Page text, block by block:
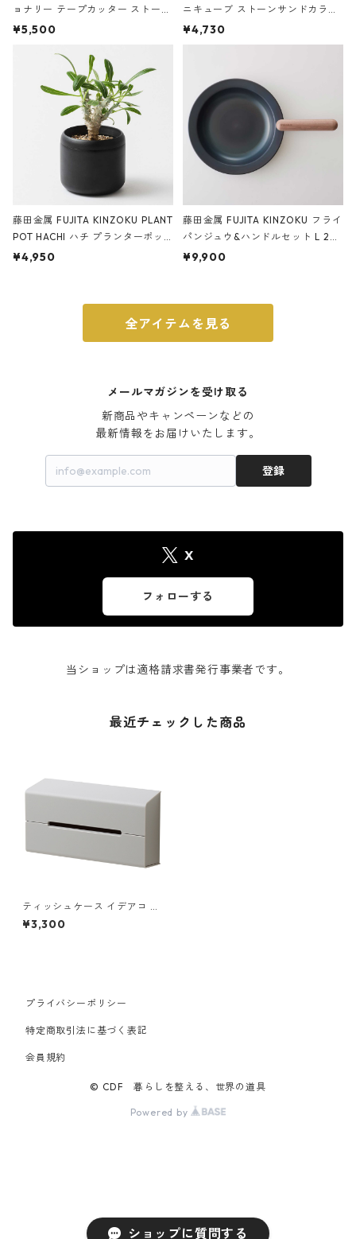
ショップに質問する
ョナリー テープカッター ストーン
サンドカラー 石調 ideaco Station
¥5,500
ニキューブ ストーンサンドカラー
石調 ideaco Umbrella Stand CUB
E ストーンサンドブラック
¥4,730
藤田金属 FUJITA KINZOKU PLANT
POT HACHI ハチ プランターポッ
ト 3号 ブラック
¥4,950
藤田金属 FUJITA KINZOKU フライ
パンジュウ&ハンドルセット L 24c
m ガス火・IH対応 鉄フライパン
¥9,900
全アイテムを見る
メールマガジンを受け取る
新商品やキャンペーンなどの
最新情報をお届けいたします。
登録
X
フォローする
当ショップは適格請求書発行事業者です。
最近チェックした商品
ティッシュケース イデアコ 壁
貼り箱ティッシュケース ウォ
ール2 ideaco Tissue Case W
¥3,300
プライバシーポリシー
特定商取引法に基づく表記
会員規約
© CDF 暮らしを整える、世界の道具
Powered by